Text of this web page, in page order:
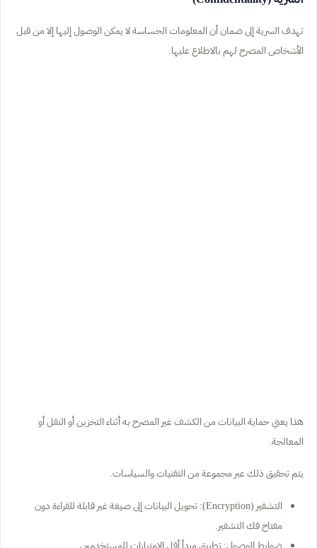
تهدف السرية إلى ضمان أن المعلومات الحساسة لا يمكن الوصول إليها إلا من قبل
الأشخاص المصرح لهم بالاطلاع عليها.
هذا يعني حماية البيانات من الكشف غير المصرح به أثناء التخزين أو النقل أو
المعالجة.
يتم تحقيق ذلك عبر مجموعة من التقنيات والسياسات.
التشفير (Encryption): تحويل البيانات إلى صيغة غير قابلة للقراءة دون
مفتاح فك التشفير.
ضوابط الوصول: تطبيق مبدأ أقل الامتيازات للمستخدمين.